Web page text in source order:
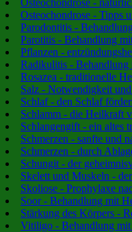
Osteochondrose - Tipps
Parodontitis -
Parotitis - Behandlung
Pflanzen -
Radikulitis -
Rosazea - traditionelle
Salz - Notwendigkeit
Schlaf - den Schlaf
Schlamm - die Heilkraft
Schlangengift - ein altes
Schmerzen - sanfte und
Schmerzen - durch
Schungit - der
Skelett und Muskeln -
Skoliose - Prophylaxe
Soor - Behandlung mit
Stärkung des Körpers -
Vitiligo - Behandlung